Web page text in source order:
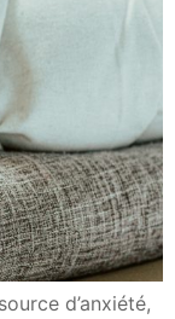
d’anxiété,